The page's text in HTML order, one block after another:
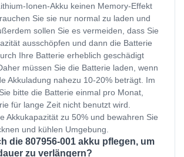
Ionen-Akku keinen Memory-Effekt
Sie sie nur normal zu laden und
sollen Sie es vermeiden, dass Sie
ausschöpfen und dann die Batterie
Ihre Batterie erheblich geschädigt
müssen Sie die Batterie laden, wenn
Akkuladung nahezu 10-20% beträgt. Im
bitte die Batterie einmal pro Monat,
für lange Zeit nicht benutzt wird.
Akkukapazität zu 50% und bewahren Sie
und kühlen Umgebung.
die 807956-001 akku pflegen, um
zu verlängern?